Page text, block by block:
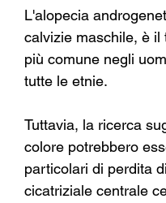
L'alopecia
calvizie maschile, è il
più comune negli
tutte le etnie.
Tuttavia, la ricerca
colore potrebbero
particolari di perdita
cicatriziale centrale